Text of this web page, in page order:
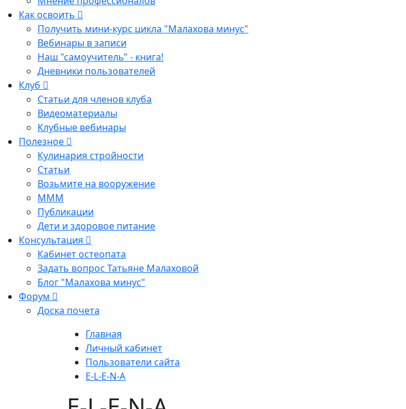
Как освоить
Получить мини-курс цикла "Малахова минус"
Вебинары в записи
Наш "самоучитель" - книга!
Дневники пользователей
Клуб
Статьи для членов клуба
Видеоматериалы
Клубные вебинары
Полезное
Кулинария стройности
Статьи
Возьмите на вооружение
МММ
Публикации
Дети и здоровое питание
Консультация
Кабинет остеопата
Задать вопрос Татьяне Малаховой
Блог "Малахова минус"
Форум
Доска почета
Главная
Личный кабинет
Пользователи сайта
E-L-E-N-A